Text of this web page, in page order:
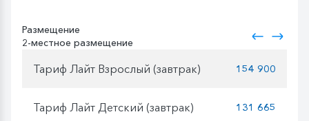
Размещение
2-местное размещение
Тариф Лайт Взрослый (завтрак) 154 900
Тариф Лайт Детский (завтрак) 131 665